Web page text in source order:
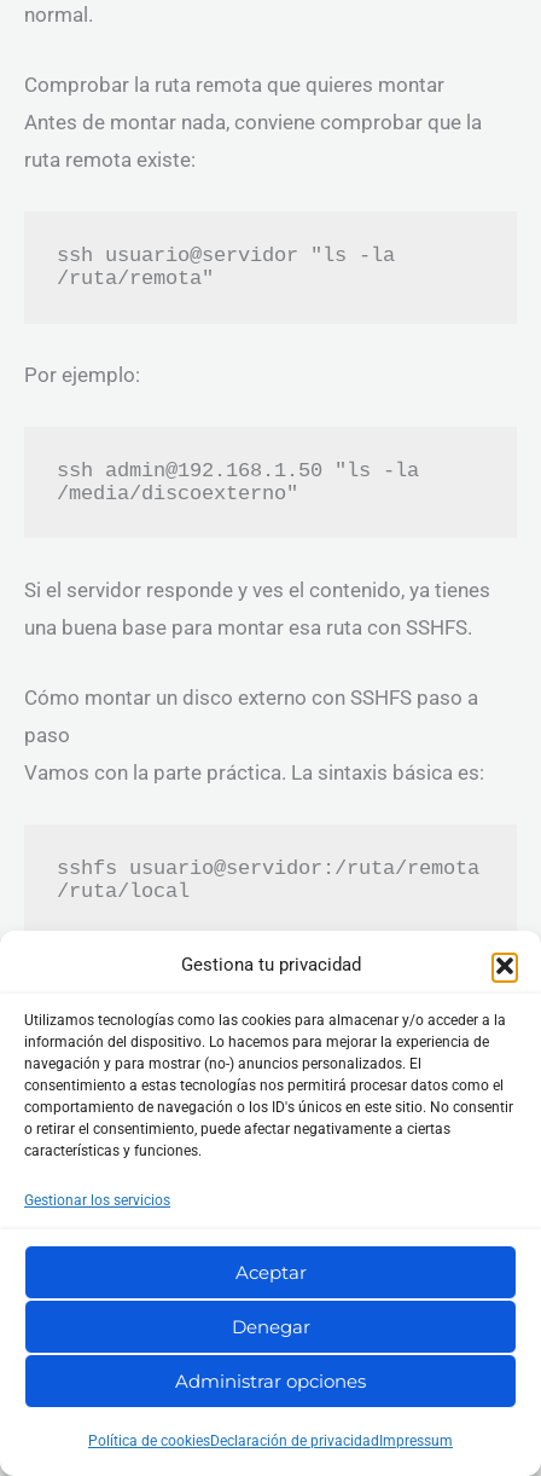
Gestiona tu privacidad
Utilizamos tecnologías como las cookies para almacenar y/o acceder a la
información del dispositivo. Lo hacemos para mejorar la experiencia de
navegación y para mostrar (no-) anuncios personalizados. El
consentimiento a estas tecnologías nos permitirá procesar datos como el
comportamiento de navegación o los ID's únicos en este sitio. No consentir
o retirar el consentimiento, puede afectar negativamente a ciertas
características y funciones.
Gestionar los servicios
Aceptar
Denegar
Administrar opciones
Política de cookiesDeclaración de privacidad Impressum
normal.
Comprobar la ruta remota que quieres montar
Antes de montar nada, conviene comprobar que la
ruta remota existe:
ssh usuario@servidor "ls -la
/ruta/remota"
Por ejemplo:
ssh admin@192.168.1.50 "ls -la
/media/discoexterno"
Si el servidor responde y ves el contenido, ya tienes
una buena base para montar esa ruta con SSHFS.
Cómo montar un disco externo con SSHFS paso a
paso
Vamos con la parte práctica. La sintaxis básica es:
sshfs usuario@servidor:/ruta/remota
/ruta/local
usuarioes el usuario SSH del servidor
remoto.
servidorpuede ser una IP o un dominio.
montar.
/ruta/locales el punto de montaje en tu
Comando básico de SSHFS
Ejemplo sencillo: